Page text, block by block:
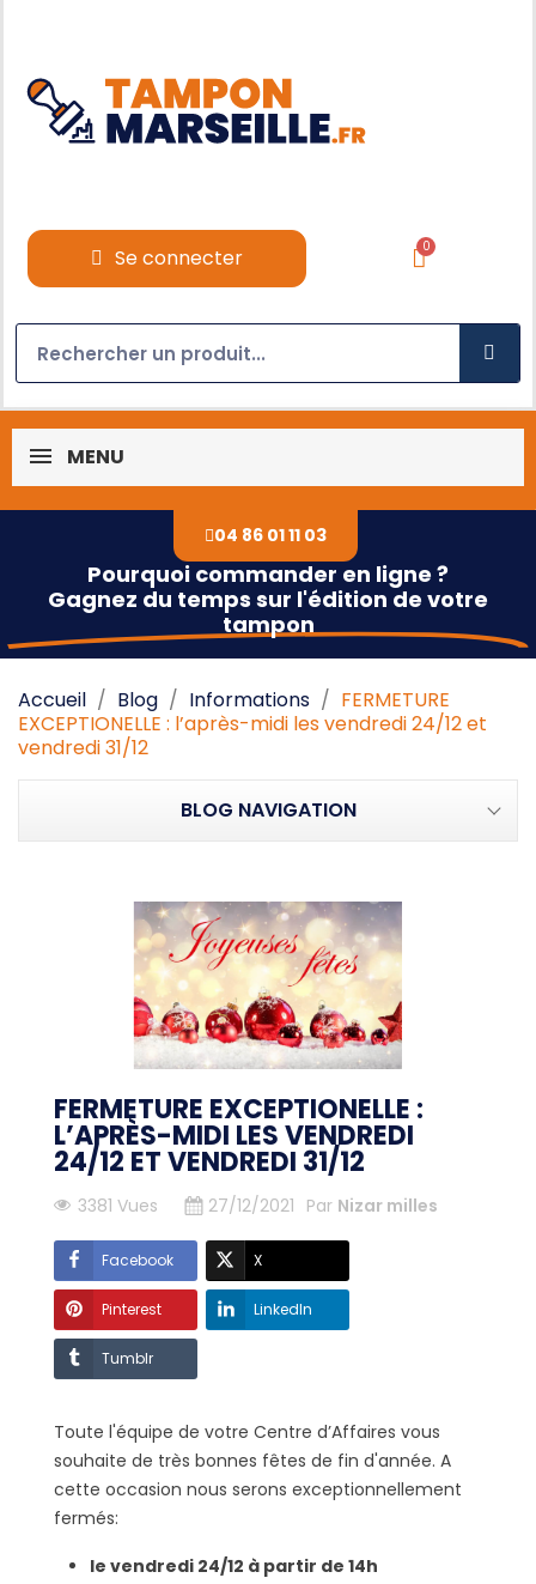
Se connecter
MENU
04 86 01 11 03
Pourquoi commander en ligne ?
Gagnez du temps sur l'édition de votre
tampon
Accueil Blog Informations
FERMETURE
EXCEPTIONELLE : l’après-midi les vendredi 24/12 et
vendredi 31/12
BLOG NAVIGATION
FERMETURE EXCEPTIONELLE :
L’APRÈS-MIDI LES VENDREDI
24/12 ET VENDREDI 31/12
3381 Vues 27/12/2021 Par Nizar milles
Facebook X
Pinterest LinkedIn
Tumblr
Toute l'équipe de votre Centre d’Affaires vous
souhaite de très bonnes fêtes de fin d'année. A
cette occasion nous serons exceptionnellement
fermés:
le vendredi 24/12 à partir de 14h